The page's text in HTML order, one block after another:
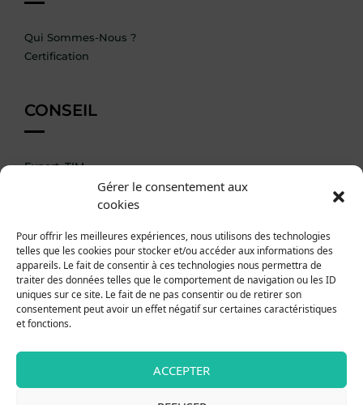
Gérer le consentement aux
cookies
Pour offrir les meilleures expériences, nous utilisons des technologies
telles que les cookies pour stocker et/ou accéder aux informations des
appareils. Le fait de consentir à ces technologies nous permettra de
traiter des données telles que le comportement de navigation ou les ID
uniques sur ce site. Le fait de ne pas consentir ou de retirer son
consentement peut avoir un effet négatif sur certaines caractéristiques
et fonctions.
ACCEPTER
Qui Sommes-Nous ?
Certification
CONSEIL
Expert_TIM
Accompagnement DIM
AIDES
La formation en Pratique
Documentation
Nous Contacter